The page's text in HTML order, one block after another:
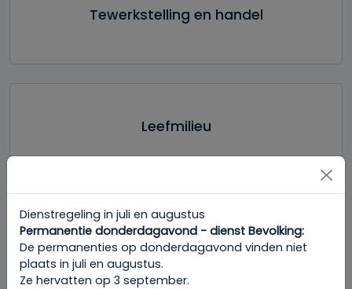
Tewerkstelling en handel
Leefmilieu
Familie
Dienstregeling in juli en augustus
Permanentie donderdagavond - dienst Bevolking:
De permanenties op donderdagavond vinden niet
plaats in juli en augustus.
Ze hervatten op 3 september.